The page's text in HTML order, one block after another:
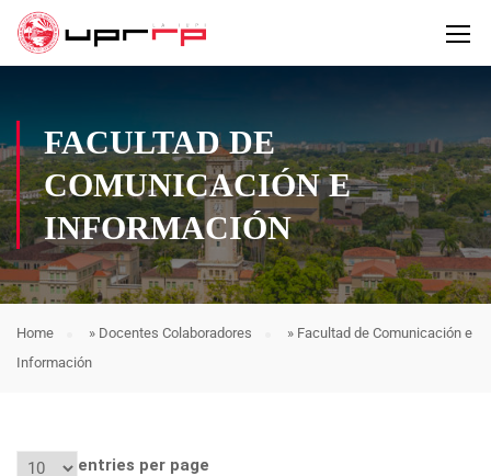
FACULTAD DE
COMUNICACIÓN E
INFORMACIÓN
Home » Docentes Colaboradores » Facultad de Comunicación e
Información
entries per page